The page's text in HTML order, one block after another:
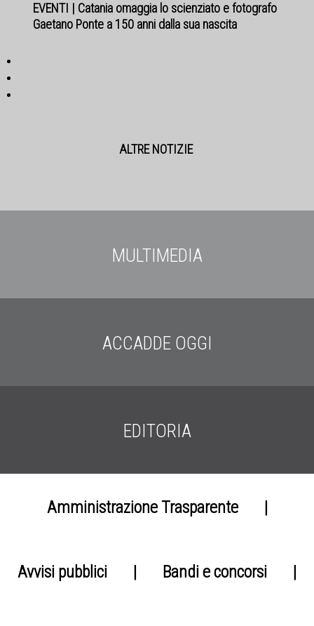
EVENTI | Catania omaggia lo scienziato e fotografo
Gaetano Ponte a 150 anni dalla sua nascita
ALTRE NOTIZIE
MULTIMEDIA
ACCADDE OGGI
EDITORIA
Amministrazione Trasparente
Avvisi pubblici Bandi e concorsi